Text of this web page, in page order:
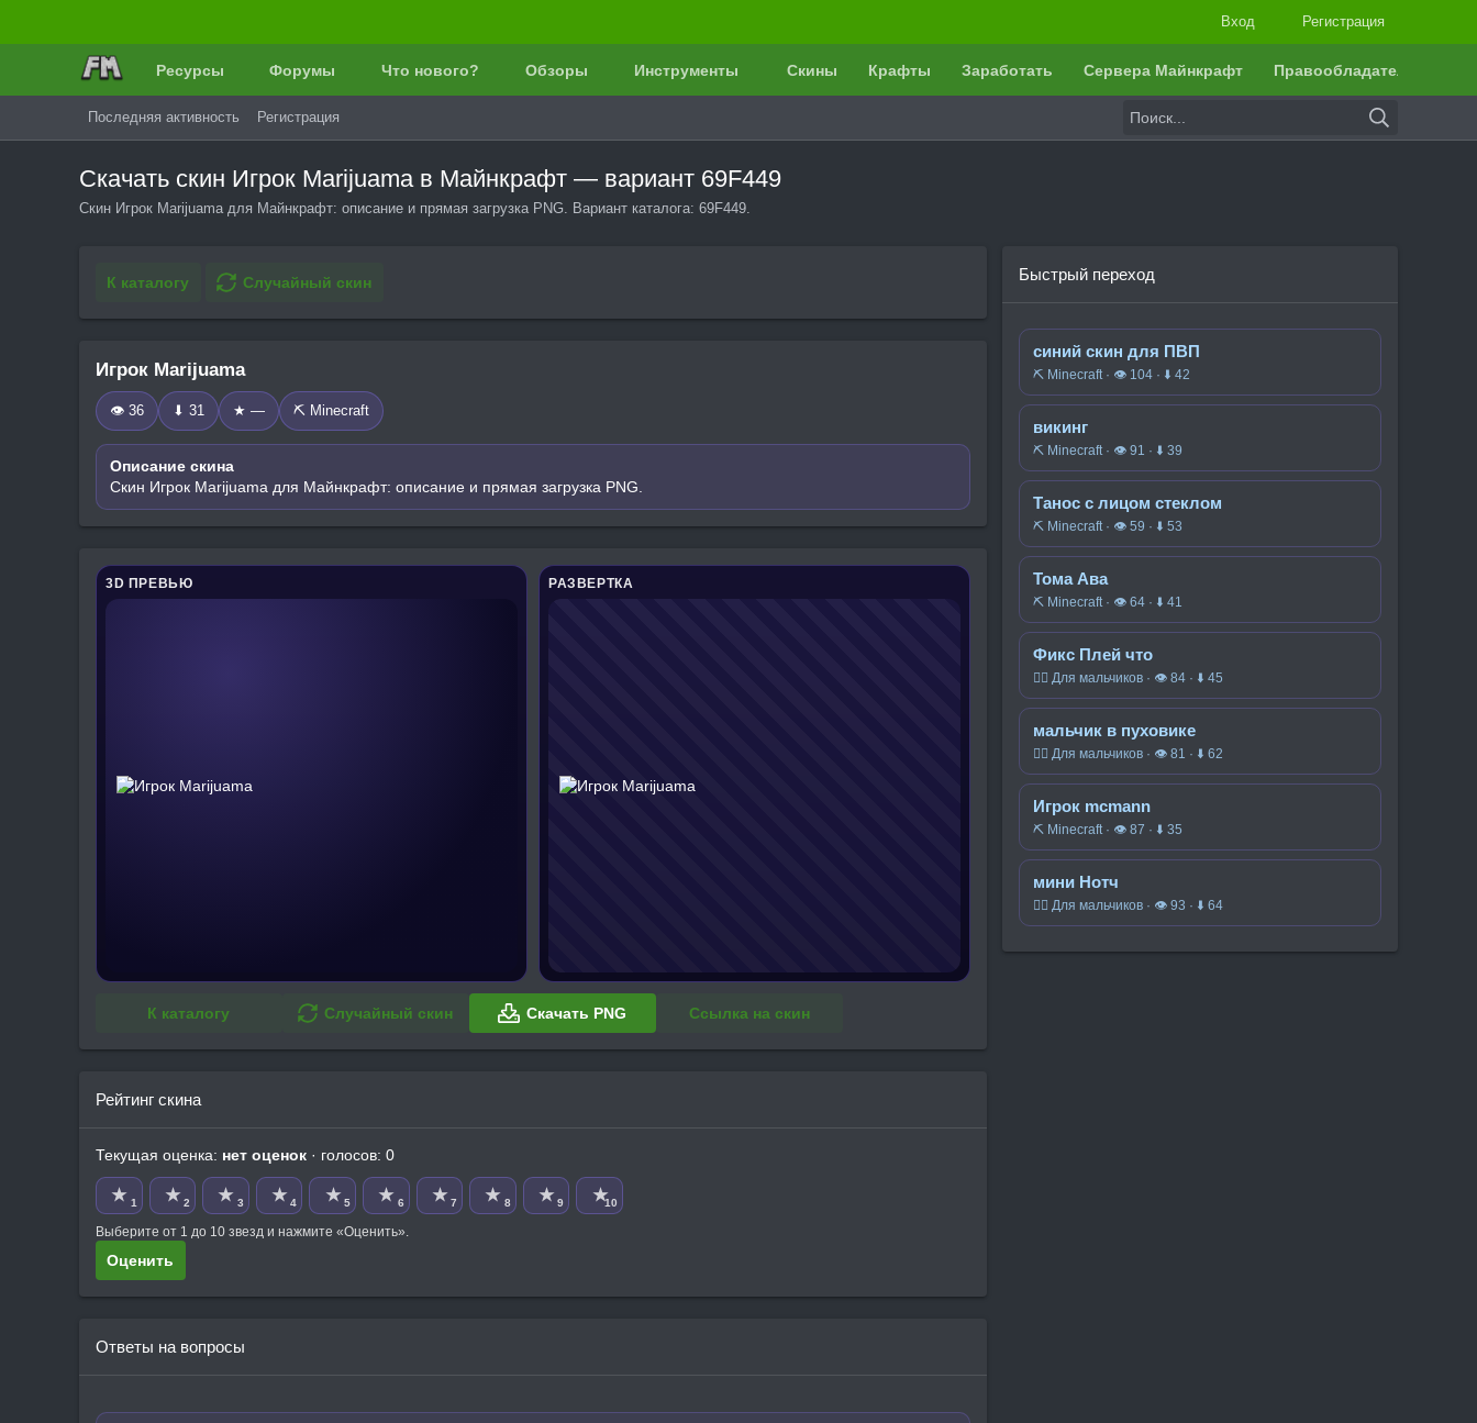
Вход Регистрация
Ресурсы Форумы Что нового? Обзоры Инструменты Скины Крафты Заработать Сервера Майнкрафт Правообладателям
Последняя активность Регистрация
Скачать скин Игрок Marijuama в Майнкрафт — вариант 69F449
Скин Игрок Marijuama для Майнкрафт: описание и прямая загрузка PNG. Вариант каталога: 69F449.
К каталогу Случайный скин
Игрок Marijuama
👁 36 ⬇ 31 ★ — ⛏️ Minecraft
Описание скина
Скин Игрок Marijuama для Майнкрафт: описание и прямая загрузка PNG.
3D ПРЕВЬЮ РАЗВЕРТКА
К каталогу Случайный скин Скачать PNG Ссылка на скин
Рейтинг скина
Текущая оценка: нет оценок · голосов: 0
★ 1 ★ 2 ★ 3 ★ 4 ★ 5 ★ 6 ★ 7 ★ 8 ★ 9 ★10
Выберите от 1 до 10 звезд и нажмите «Оценить».
Оценить
Ответы на вопросы
Быстрый переход
синий скин для ПВП
⛏️ Minecraft · 👁 104 · ⬇ 42
викинг
⛏️ Minecraft · 👁 91 · ⬇ 39
Танос с лицом стеклом
⛏️ Minecraft · 👁 59 · ⬇ 53
Тома Ава
⛏️ Minecraft · 👁 64 · ⬇ 41
Фикс Плей что
🧍‍♂️ Для мальчиков · 👁 84 · ⬇ 45
мальчик в пуховике
🧍‍♂️ Для мальчиков · 👁 81 · ⬇ 62
Игрок mcmann
⛏️ Minecraft · 👁 87 · ⬇ 35
мини Нотч
🧍‍♂️ Для мальчиков · 👁 93 · ⬇ 64